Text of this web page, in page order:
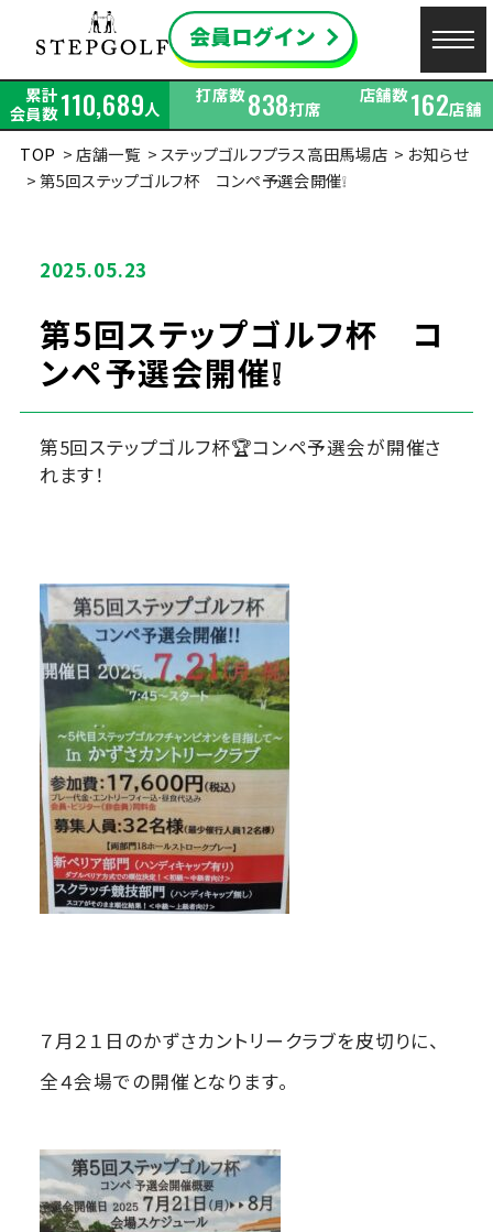
累計
会員数110,689人
打席数838打席
店舗数162店舗
TOP
店舗一覧 ステップゴルフプラス高田馬場店
お知らせ
第5回ステップゴルフ杯 コンペ予選会開催❕
2025.05.23
第5回ステップゴルフ杯 コ
ンペ予選会開催❕
第5回ステップゴルフ杯🏆コンペ予選会が開催さ
れます！
７月２１日のかずさカントリークラブを皮切りに、
全４会場での開催となります。